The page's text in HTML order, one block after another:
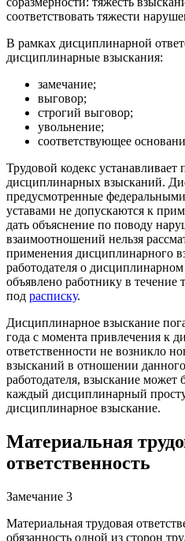
соответствовать тяжести
В рамках дисциплинарной
дисциплинарные взыскания:
замечание;
выговор;
строгий выговор;
увольнение;
соответствующее
Трудовой кодекс
дисциплинарных взысканий.
предусмотренные
уставами не допускаются к
дать объяснение по поводу
взаимоотношений нельзя
применения дисциплинарного
работодателя о
объявлено работнику в течение
под расписку.
Дисциплинарное взыскание
года с момента привлечения к
ответственности не возникло
взысканий в отношении
работодателя, взыскание может
каждый дисциплинарный
дисциплинарное взыскание.
Материальная
ответственность
Замечание 3
Материальная трудовая
обязанность одной из сторон